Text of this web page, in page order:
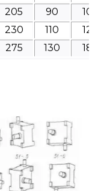
205 90
10
230 110
12
275 130 18